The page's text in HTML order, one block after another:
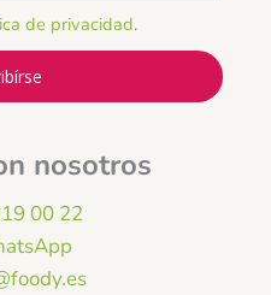
de privacidad.
nosotros
00 22